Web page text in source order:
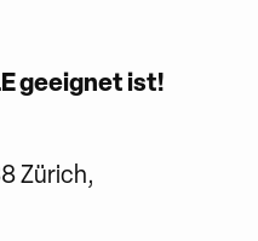
geeignet ist!
Zürich,